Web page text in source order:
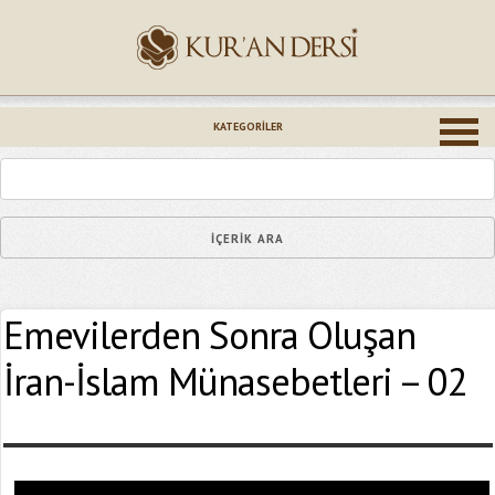
KATEGORILER
Emevilerden Sonra Oluşan
İran-İslam Münasebetleri – 02
Epostanız (*)
Yaşadığınız Hatanın Ayrıntıları